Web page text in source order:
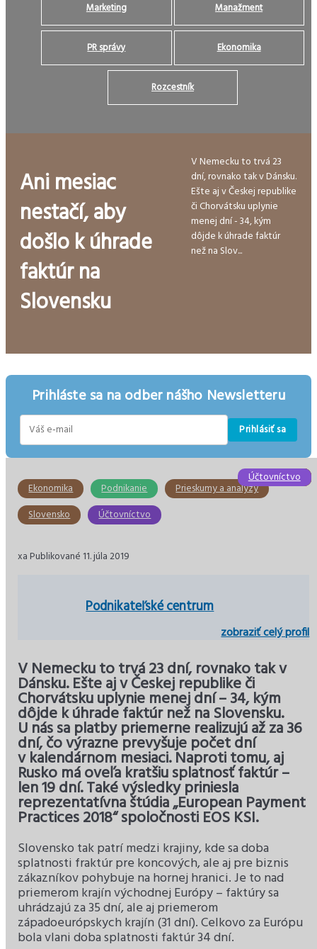
Marketing Manažment
PR správy Ekonomika
Rozcestník
Ani mesiac
nestačí, aby
došlo k úhrade
faktúr na
Slovensku
V Nemecku to trvá 23
dní, rovnako tak v Dánsku.
Ešte aj v Českej republike
či Chorvátsku uplynie
menej dní - 34, kým
dôjde k úhrade faktúr
než na Slov...
Prihláste sa na odber nášho Newsletteru
Prihlásiť sa
Ekonomika Podnikanie
Prieskumy a analýzy
Slovensko
Účtovníctvo
xa Publikované 11. júla 2019
Podnikateľské centrum
zobraziť celý profil
V Nemecku to trvá 23 dní, rovnako tak v
Dánsku. Ešte aj v Českej republike či
Chorvátsku uplynie menej dní – 34, kým
dôjde k úhrade faktúr než na Slovensku.
U nás sa platby priemerne realizujú až za 36
dní, čo výrazne prevyšuje počet dní
v kalendárnom mesiaci. Naproti tomu, aj
Rusko má oveľa kratšiu splatnosť faktúr –
len 19 dní. Také výsledky priniesla
reprezentatívna štúdia „European Payment
Practices 2018“ spoločnosti EOS KSI.
Slovensko tak patrí medzi krajiny, kde sa doba
splatnosti fraktúr pre koncových, ale aj pre biznis
zákazníkov pohybuje na hornej hranici. Je to nad
priemerom krajín východnej Európy – faktúry sa
uhrádzajú za 35 dní, ale aj priemerom
západoeurópskych krajín (31 dní). Celkovo za Európu
bola vlani doba splatnosti faktúr 34 dní.
Slovensko
Ekonomika
Ekonomika
Slovensko
Ekonomika
Účtovníctvo